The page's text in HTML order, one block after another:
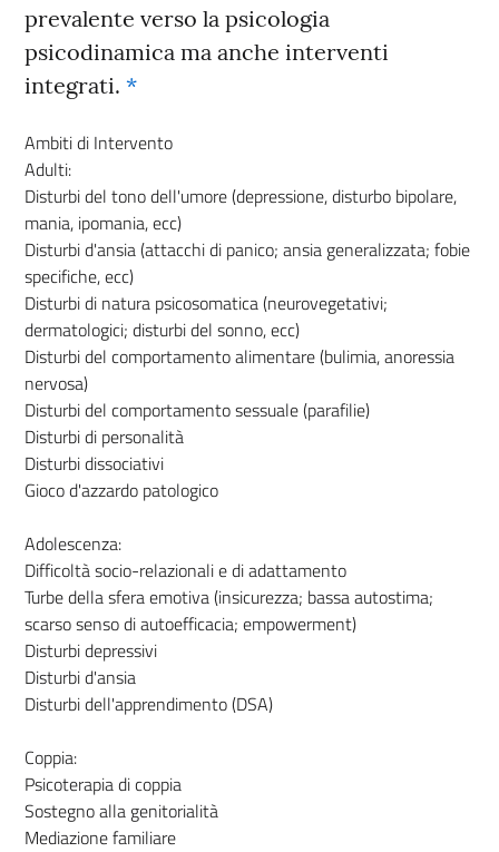
prevalente verso la psicologia
psicodinamica ma anche interventi
integrati. *
Ambiti di Intervento
Adulti:
Disturbi del tono dell'umore (depressione, disturbo bipolare,
mania, ipomania, ecc)
Disturbi d'ansia (attacchi di panico; ansia generalizzata; fobie
specifiche, ecc)
Disturbi di natura psicosomatica (neurovegetativi;
dermatologici; disturbi del sonno, ecc)
Disturbi del comportamento alimentare (bulimia, anoressia
nervosa)
Disturbi del comportamento sessuale (parafilie)
Disturbi di personalità
Disturbi dissociativi
Gioco d'azzardo patologico
Adolescenza:
Difficoltà socio-relazionali e di adattamento
Turbe della sfera emotiva (insicurezza; bassa autostima;
scarso senso di autoefficacia; empowerment)
Disturbi depressivi
Disturbi d'ansia
Disturbi dell'apprendimento (DSA)
Coppia:
Psicoterapia di coppia
Sostegno alla genitorialità
Mediazione familiare